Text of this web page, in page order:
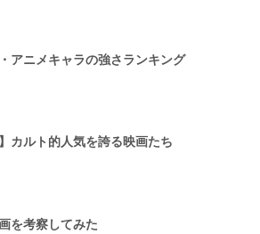
アニメキャラの強さランキング
】カルト的人気を誇る映画たち
を考察してみた